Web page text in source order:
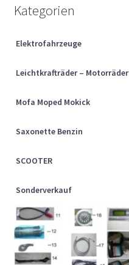
Über uns
Vertrag widerrufen
Widerrufsbelehrung
Cart
Checkout
Kategorien
Elektrofahrzeuge
Leichtkrafträder – Motorräder
Mofa Moped Mokick
Saxonette Benzin
SCOOTER
Sonderverkauf